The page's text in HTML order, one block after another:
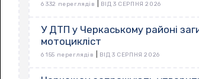
6 332 переглядів ВІД 3 СЕРПНЯ 2026
У ДТП у Черкаському районі
мотоцикліст
6 155 переглядів ВІД 3 СЕРПНЯ 2026